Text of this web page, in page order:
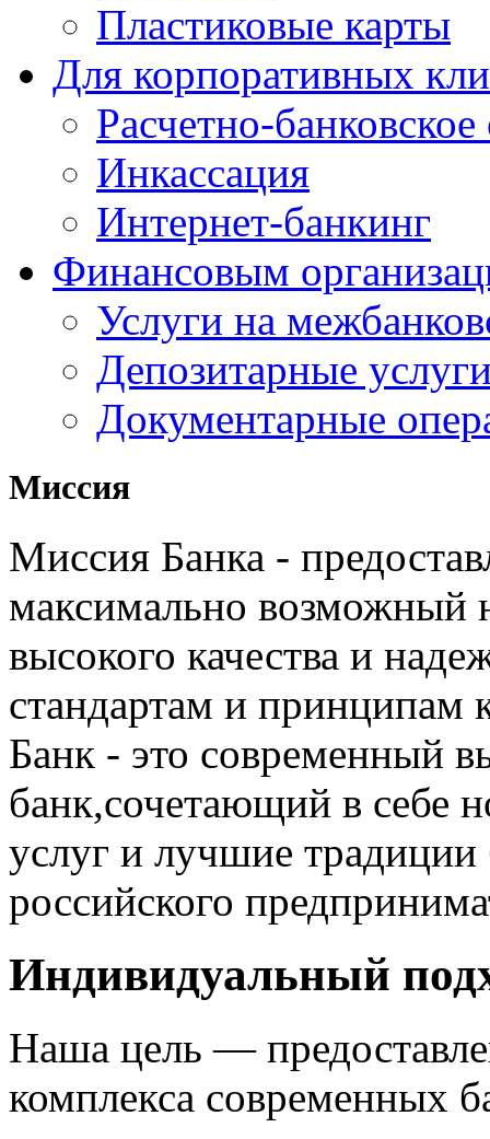
Пластиковые карты
Для корпоративных
Расчетно-
Инкассация
Интернет-банкинг
Финансовым
Услуги на
Депозитарные
Документарные
Миссия
Миссия Банка -
максимально возможный
высокого качества и
стандартам и принципам
Банк - это современный
банк,сочетающий в себе
услуг и лучшие традиции
российского
Индивидуальный
Наша цель —
комплекса современных